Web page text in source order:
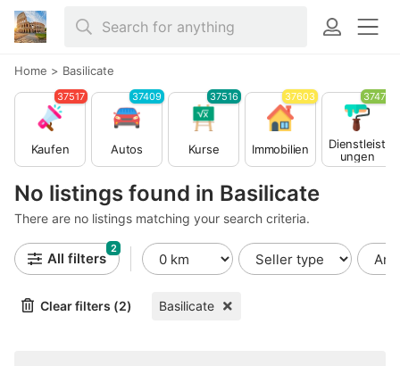
Home > Basilicate
No listings found in Basilicate
There are no listings matching your search criteria.
Kaufen
37517
Autos
37409
Kurse
37516
Immobilien
37603
Dienstleist
ungen
37479
All filters
2
Clear filters (2) Basilicate